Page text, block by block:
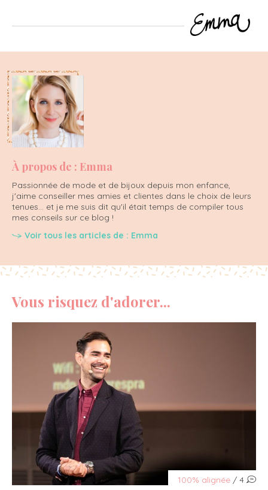
À propos de : Emma
Passionnée de mode et de bijoux depuis mon enfance,
j'aime conseiller mes amies et clientes dans le choix de leurs
tenues... et je me suis dit qu'il était temps de compiler tous
mes conseils sur ce blog !
Voir tous les articles de : Emma
Vous risquez d'adorer...
100% alignée / 4